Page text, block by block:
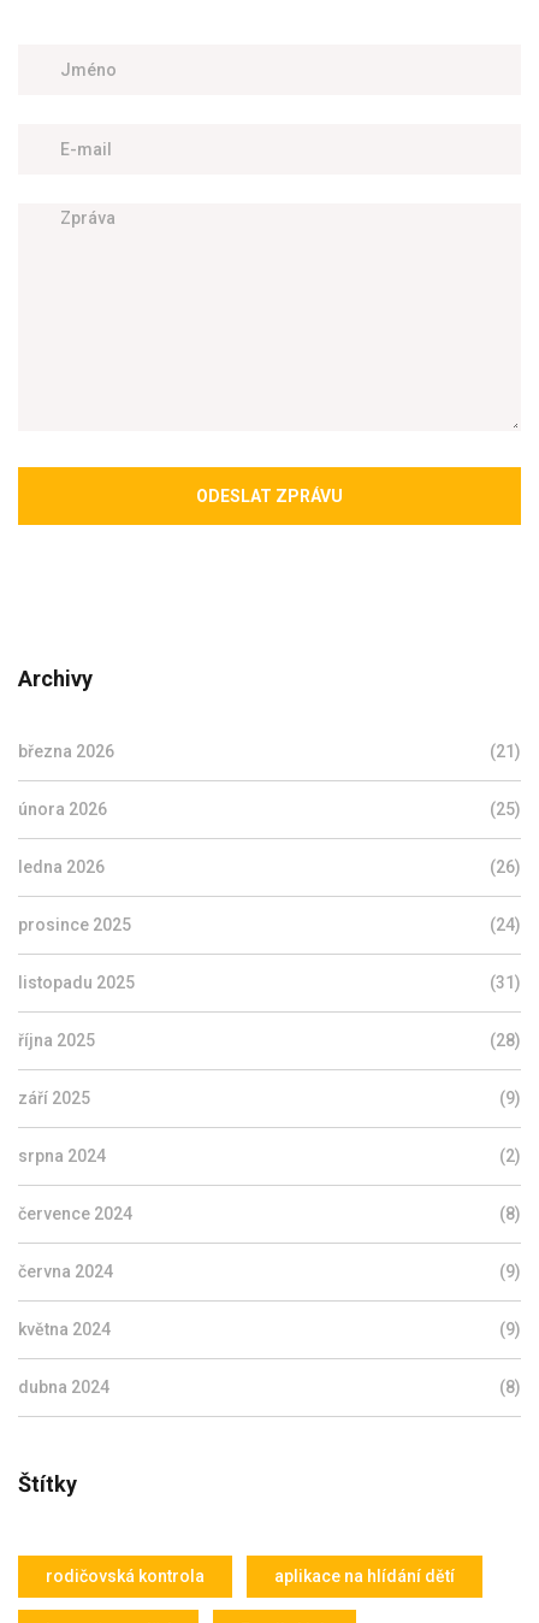
ODESLAT ZPRÁVU
Archivy
března 2026 (21)
února 2026 (25)
ledna 2026 (26)
prosince 2025 (24)
listopadu 2025 (31)
října 2025 (28)
září 2025 (9)
srpna 2024 (2)
července 2024 (8)
června 2024 (9)
května 2024 (9)
dubna 2024 (8)
Štítky
rodičovská kontrola aplikace na hlídání dětí